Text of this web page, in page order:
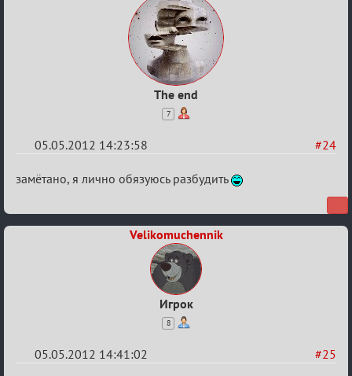
The end
7
#24
05.05.2012 14:23:58
Re:
мероприятия
приветствуются)
замётано, я лично обязуюсь разбудить
Velikomuchennik
Игрок
8
#25
05.05.2012 14:41:02